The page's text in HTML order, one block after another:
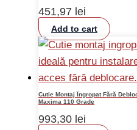
451,97 lei
Add to cart
Cutie Montaj Îngropat Fără
Maxima 110 Grade
993,30 lei